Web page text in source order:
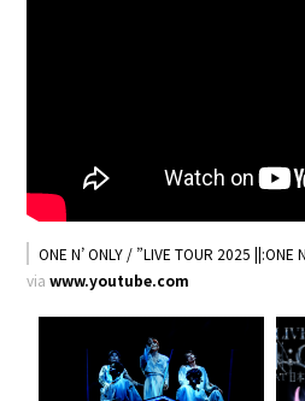
ONE N’ ONLY / ”LIVE TOUR 2025
viawww.youtube.com